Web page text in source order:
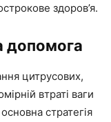
здоров’я.
допомога
цитрусових,
втраті ваги
стратегія